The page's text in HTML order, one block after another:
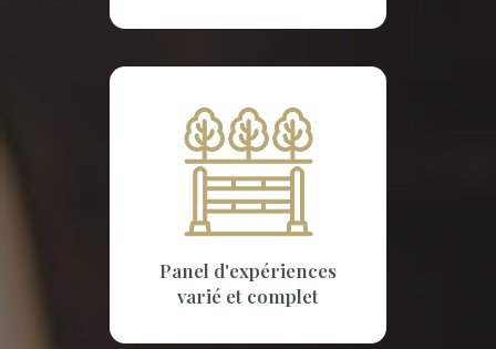
Panel d'expériences
varié et complet